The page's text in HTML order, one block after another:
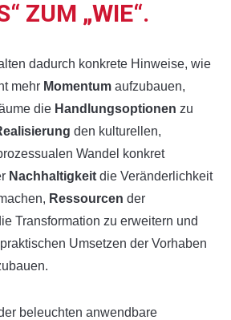
ZUM „WIE“.
dadurch konkrete Hinweise, wie
mehr Momentum aufzubauen,
die Handlungsoptionen zu
den kulturellen,
Wandel konkret
Nachhaltigkeit die Veränderlichkeit
Ressourcen der
Transformation zu erweitern und
Umsetzen der Vorhaben
beleuchten anwendbare